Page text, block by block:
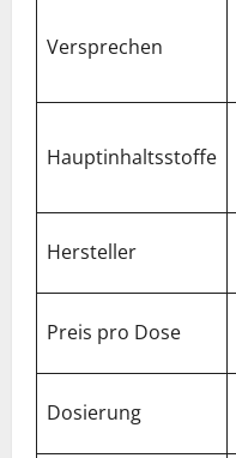
Versprechen
Hauptinhaltsstoffe
Hersteller
Preis pro Dose
Dosierung